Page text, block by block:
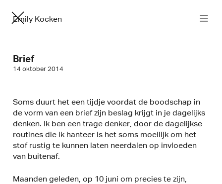
Emily Kocken
Brief
14 oktober 2014
Soms duurt het een tijdje voordat de boodschap in
de vorm van een brief zijn beslag krijgt in je dagelijks
denken. Ik ben een trage denker, door de dagelijkse
routines die ik hanteer is het soms moeilijk om het
stof rustig te kunnen laten neerdalen op invloeden
van buitenaf.
Maanden geleden, op 10 juni om precies te zijn,